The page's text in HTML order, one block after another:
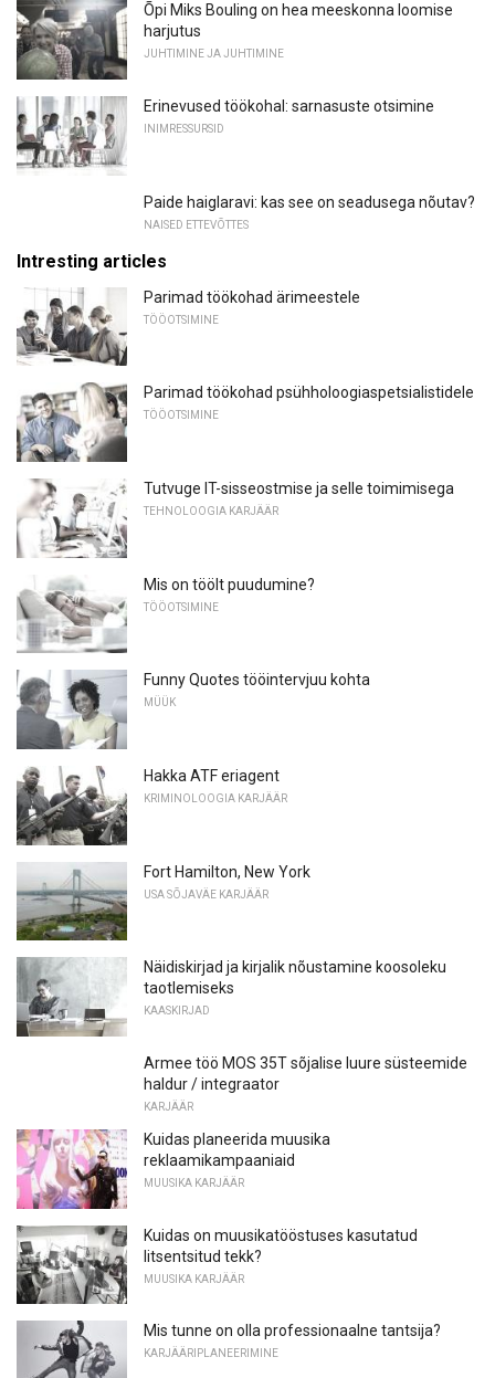
Õpi Miks Bouling on hea meeskonna loomise
harjutus
JUHTIMINE JA JUHTIMINE
Erinevused töökohal: sarnasuste otsimine
INIMRESSURSID
Paide haiglaravi: kas see on seadusega nõutav?
NAISED ETTEVÕTTES
Intresting articles
Parimad töökohad ärimeestele
TÖÖOTSIMINE
Parimad töökohad psühholoogiaspetsialistidele
TÖÖOTSIMINE
Tutvuge IT-sisseostmise ja selle toimimisega
TEHNOLOOGIA KARJÄÄR
Mis on töölt puudumine?
TÖÖOTSIMINE
Funny Quotes tööintervjuu kohta
MÜÜK
Hakka ATF eriagent
KRIMINOLOOGIA KARJÄÄR
Fort Hamilton, New York
USA SÕJAVÄE KARJÄÄR
Näidiskirjad ja kirjalik nõustamine koosoleku
taotlemiseks
KAASKIRJAD
Armee töö MOS 35T sõjalise luure süsteemide
haldur / integraator
KARJÄÄR
Kuidas planeerida muusika
reklaamikampaaniaid
MUUSIKA KARJÄÄR
Kuidas on muusikatööstuses kasutatud
litsentsitud tekk?
MUUSIKA KARJÄÄR
Mis tunne on olla professionaalne tantsija?
KARJÄÄRIPLANEERIMINE